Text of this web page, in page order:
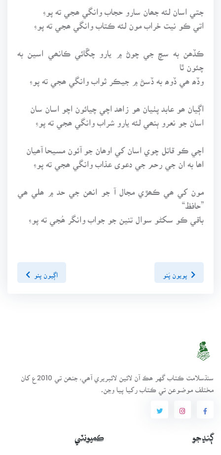
جتي اسان لئه جھان سارو حجاب وانگي ھجي ته پوءِ
اتي ڪو نيت خراب مون لئه ڪتاب وانگي ھجي ته پوءِ
ڪڏھن به سچ جي چوڻ ۾ يارو چڱائي ڪانھي اسين به
چئون ٿا
وڏھ ھي ڏوھ به ڏسڻ ۾ جيڪر ثواب وانگي ھجي ته پوءِ
اڳيان ھو عابد پٺيان ھو زاھد اچي چيائون اچو اسان سان
اسان جو نعرو ٻنھي لئه يارو شراب وانگي ھجي ته پوءِ
اچي ڪو قاتل چوي اسان کي اوھان جو آئون مسيحا آھيان
اھا به ان جي رحم جي دعوى عذاب وانگي ھجي ته پوءِ
مون کي ھي ڪھڙي مجال آ جو انھن جي حد ۾ ھلي ھي
”حافظ“
باقي ڪو سکڻو سوال تنين جو جواب وانگر ھُجي ته پوءِ
پويون پَنو اڳيون پنو
سنڌسلامت ڪتاب گهر ھڪ آن لائين لائبريري آھي، جنھن تي 2010ع کان
مختلف موضوعن تي ڪتاب رکيا پيا وڃن.
ڳنڍجو ڪميونٽي